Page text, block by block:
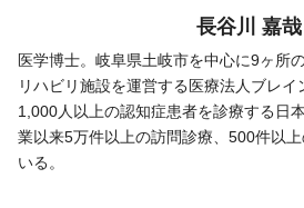
長谷川 嘉哉
医学博士。岐阜県土岐市を中心に9ヶ所
リハビリ施設を運営する医療法人ブレイ
1,000人以上の認知症患者を診療する日
業以来5万件以上の訪問診療、500件以
いる。